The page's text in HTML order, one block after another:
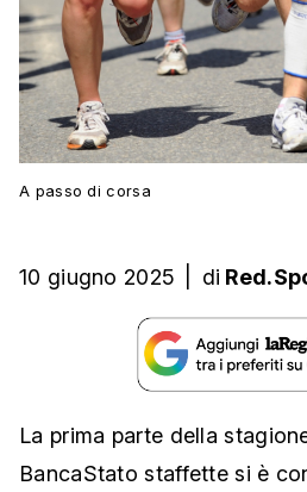
A passo di corsa
10 giugno 2025 di
La prima parte della
BancaStato staffette si è